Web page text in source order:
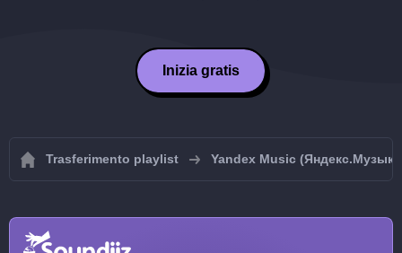
Inizia gratis
Trasferimento playlist Yandex Music